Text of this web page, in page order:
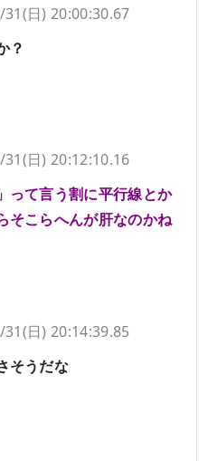
日) 20:00:30.67
？
日) 20:12:10.16
って言う割に平行線とか
そこらへんが肝なのかね
日) 20:14:39.85
そうだな